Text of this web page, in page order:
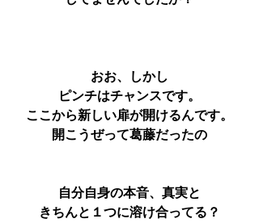
おお、しかし
ピンチはチャンスです。
ここから新しい扉が開けるんです。
開こうぜって葛藤だったの
自分自身の本音、真実と
きちんと１つに溶け合ってる？